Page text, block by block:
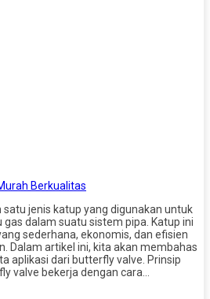
Berkualitas
jenis katup yang digunakan untuk
dalam suatu sistem pipa. Katup ini
sederhana, ekonomis, dan efisien
Dalam artikel ini, kita akan membahas
aplikasi dari butterfly valve. Prinsip
valve bekerja dengan cara…